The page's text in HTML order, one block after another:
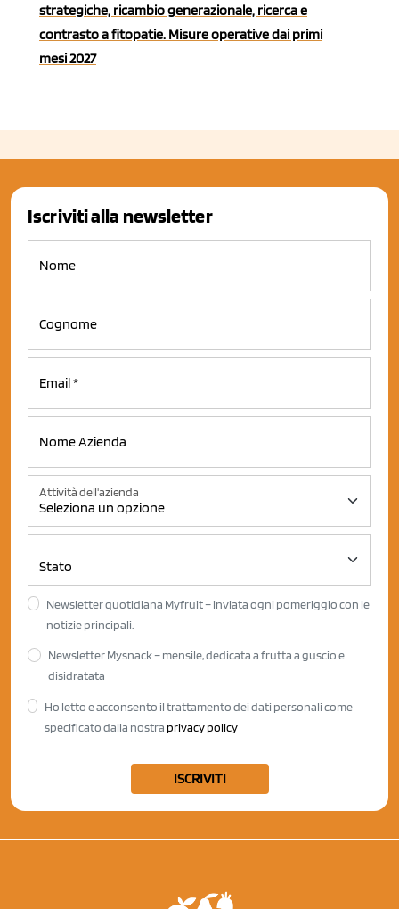
strategiche, ricambio generazionale, ricerca e
contrasto a fitopatie. Misure operative dai primi
mesi 2027
Iscriviti alla newsletter
Attività dell'azienda
Newsletter quotidiana Myfruit – inviata ogni pomeriggio con le
notizie principali.
Newsletter Mysnack – mensile, dedicata a frutta a guscio e
disidratata
Ho letto e acconsento il trattamento dei dati personali come
specificato dalla nostra privacy policy
ISCRIVITI